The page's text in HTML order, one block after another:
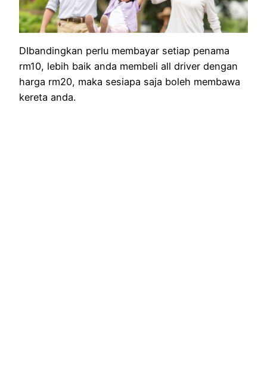
DIbandingkan perlu membayar setiap penama
rm10, lebih baik anda membeli all driver dengan
harga rm20, maka sesiapa saja boleh membawa
kereta anda.